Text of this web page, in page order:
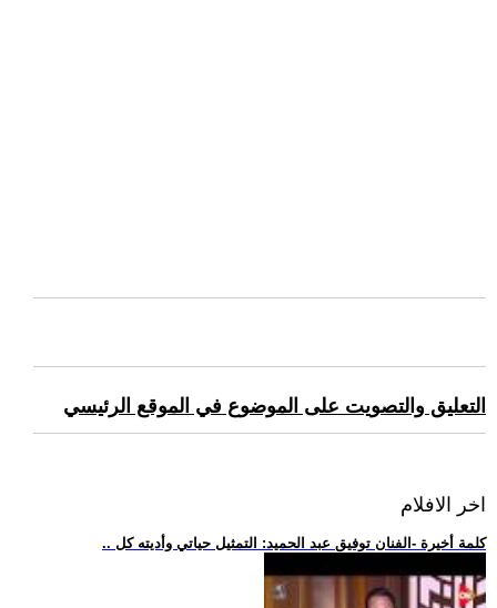
التعليق والتصويت على الموضوع في الموقع الرئيسي
اخر الافلام
.. كلمة أخيرة -الفنان توفيق عبد الحميد: التمثيل حياتي وأديته كل